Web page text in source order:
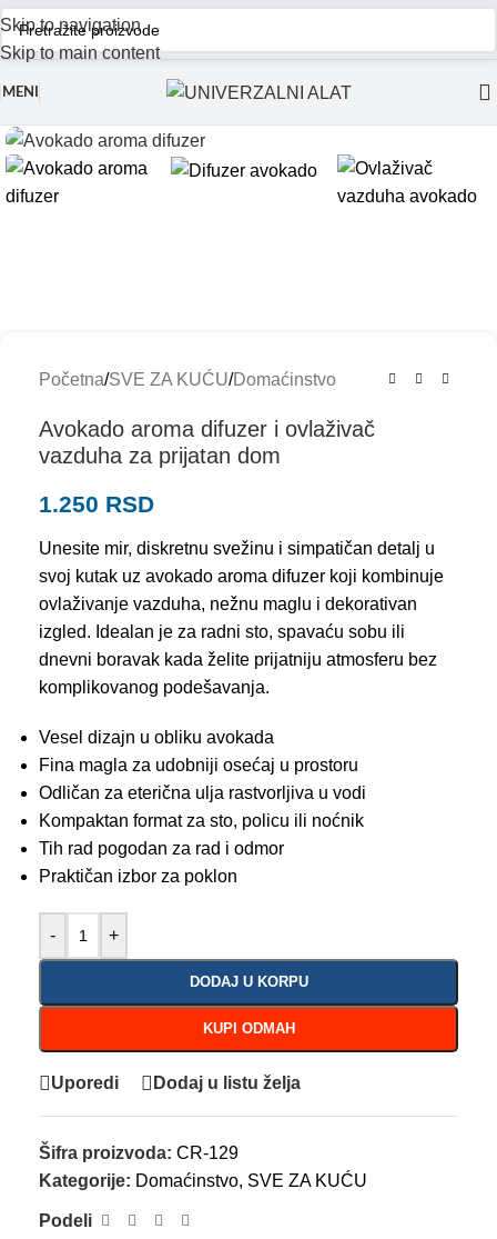
Skip to navigation
Skip to main content
MENI
Početna/SVE ZA KUĆU/Domaćinstvo
Avokado aroma difuzer i ovlaživač
vazduha za prijatan dom
1.250 RSD
Unesite mir, diskretnu svežinu i simpatičan detalj u
svoj kutak uz avokado aroma difuzer koji kombinuje
ovlaživanje vazduha, nežnu maglu i dekorativan
izgled. Idealan je za radni sto, spavaću sobu ili
dnevni boravak kada želite prijatniju atmosferu bez
komplikovanog podešavanja.
Vesel dizajn u obliku avokada
Fina magla za udobniji osećaj u prostoru
Odličan za eterična ulja rastvorljiva u vodi
Kompaktan format za sto, policu ili noćnik
Tih rad pogodan za rad i odmor
Praktičan izbor za poklon
- +
DODAJ U KORPU
KUPI ODMAH
Uporedi Dodaj u listu želja
Šifra proizvoda: CR-129
Kategorije: Domaćinstvo, SVE ZA KUĆU
Podeli